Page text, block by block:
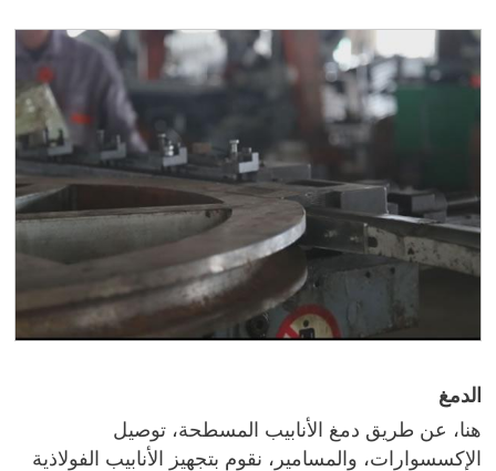
الدمغ
هنا، عن طريق دمغ الأنابيب المسطحة، توصيل
الإكسسوارات، والمسامير، نقوم بتجهيز الأنابيب الفولاذية